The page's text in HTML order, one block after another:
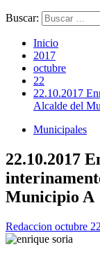
Buscar:
Inicio
2017
octubre
22
22.10.2017
Alcalde del
Municipales
22.10.2017
Municipio A
Redaccion octubre